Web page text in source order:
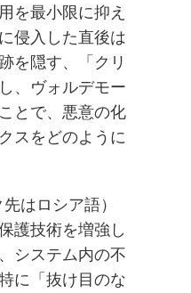
を最小限に抑え
侵入した直後は
を隠す、「クリ
、ヴォルデモー
とで、悪意の化
スをどのように
はロシア語）
護技術を増強し
システム内の不
に「抜け目のな